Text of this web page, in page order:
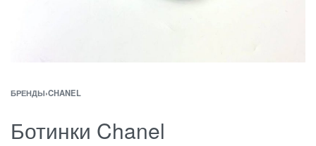
БРЕНДЫ›CHANEL
Ботинки Chanel